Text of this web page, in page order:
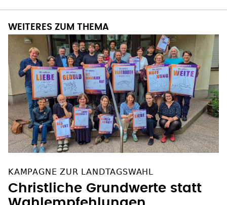
WEITERES ZUM THEMA
KAMPAGNE ZUR LANDTAGSWAHL
Christliche Grundwerte statt